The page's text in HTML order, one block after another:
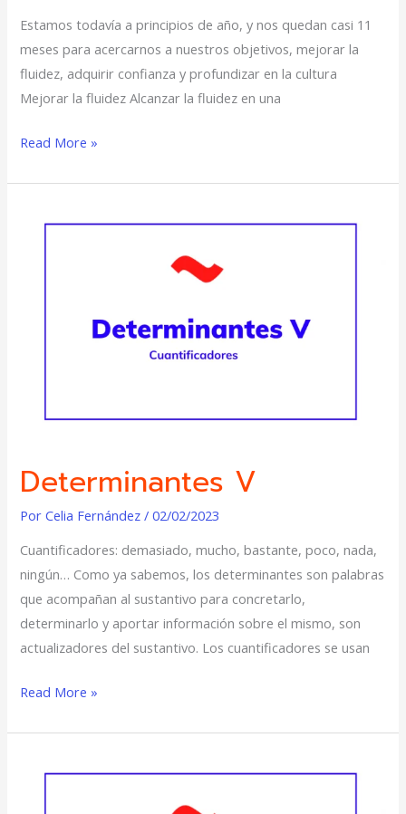
Estamos todavía a principios de año, y nos quedan casi 11
meses para acercarnos a nuestros objetivos, mejorar la
fluidez, adquirir confianza y profundizar en la cultura
Mejorar la fluidez Alcanzar la fluidez en una
Read More »
Determinantes V
PorCelia Fernández/02/02/2023
Cuantificadores: demasiado, mucho, bastante, poco, nada,
ningún… Como ya sabemos, los determinantes son palabras
que acompañan al sustantivo para concretarlo,
determinarlo y aportar información sobre el mismo, son
actualizadores del sustantivo. Los cuantificadores se usan
Read More »